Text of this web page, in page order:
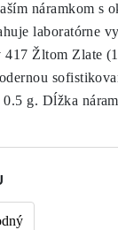
náramkom s
laboratórne
417 Žltom Zlate
g. Dĺžka